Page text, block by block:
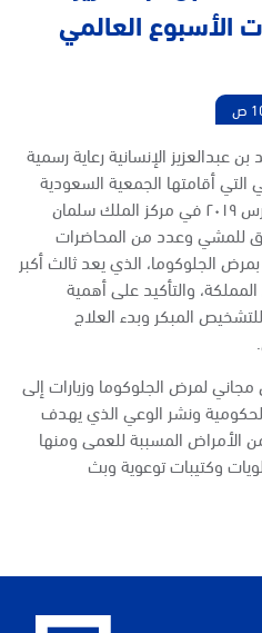
الأسبوع العالمي
ص
الإنسانية رعاية رسمية
التي أقامتها الجمعية السعودية
لطب العيون اليوم الخميس ٢١ مارس ٢٠١٩ في مركز الملك سلمان
للمشي وعدد من المحاضرات
الجلوكوما، الذي يعد ثالث أكبر
والتأكيد على أهمية
المبكر وبدء العلاج
لمرض الجلوكوما وزيارات إلى
ونشر الوعي الذي يهدف
الأمراض المسببة للعمى ومنها
وكتيبات توعوية وبث